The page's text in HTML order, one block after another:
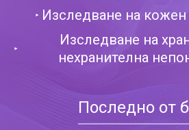
Изследване на
Изследване на
нехранителна
Последно от